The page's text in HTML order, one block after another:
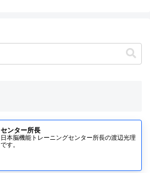
センター所長
日本脳機能トレーニングセンター所長の渡辺光理
です。